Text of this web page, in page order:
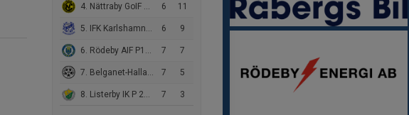
4. Nättraby GoIF Svart 6 11
5. IFK Karlshamn Pojkar 13-14 år P 2013 Vit 6 9
6. Rödeby AIF P13 Vit 7 7
7. Belganet-Hallabro IF (7m) 7 5
8. Listerby IK P 2013 7 3